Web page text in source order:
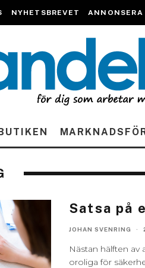
NYHETSBREVET ANNONSERA
Satsa på
JOHAN SVENRING ·
Nästan hälften av
oroliga för